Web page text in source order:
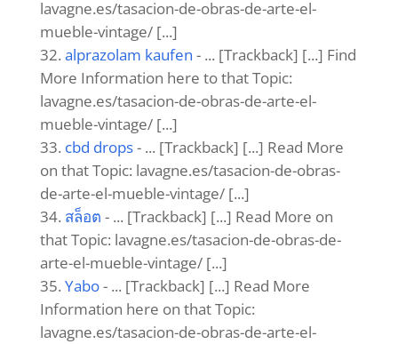
lavagne.es/tasacion-de-obras-de-arte-el-
mueble-vintage/ [...]
alprazolam kaufen - ... [Trackback] [...] Find
More Information here to that Topic:
lavagne.es/tasacion-de-obras-de-arte-el-
mueble-vintage/ [...]
cbd drops- ... [Trackback] [...] Read More
on that Topic: lavagne.es/tasacion-de-obras-
de-arte-el-mueble-vintage/ [...]
สล็อต - ... [Trackback] [...] Read More on
that Topic: lavagne.es/tasacion-de-obras-de-
arte-el-mueble-vintage/ [...]
Yabo- ... [Trackback] [...] Read More
Information here on that Topic:
lavagne.es/tasacion-de-obras-de-arte-el-